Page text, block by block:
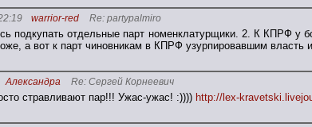
warrior-red Re: partypalmiro
подкупать отдельные парт номенклатурщики. 2. К КПРФ у
а вот к парт чиновникам в КПРФ узурпировавшим
Александра Re: Сергей Корнеевич
стравливают пар!!! Ужас-ужас! :)))) http://lex-